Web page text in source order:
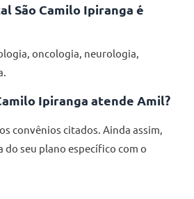
São Camilo Ipiranga é
oncologia, neurologia,
Ipiranga atende Amil?
convênios citados. Ainda assim,
seu plano específico com o